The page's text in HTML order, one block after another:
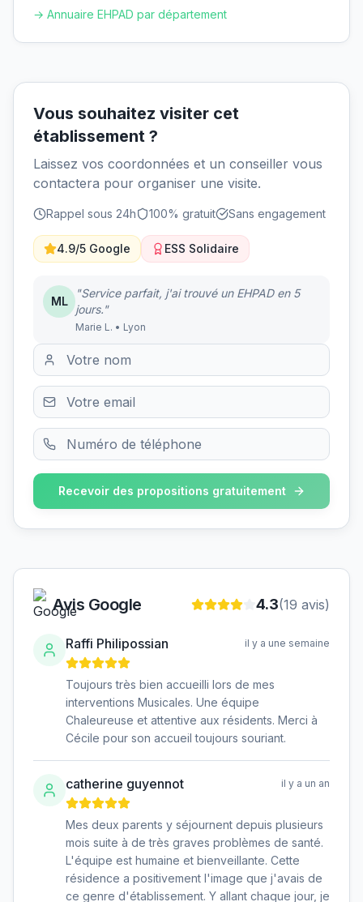
→ Annuaire EHPAD par département
Vous souhaitez visiter cet
établissement ?
Laissez vos coordonnées et un conseiller vous
contactera pour organiser une visite.
Rappel sous 24h 100% gratuit Sans engagement
4.9/5 Google ESS Solidaire
ML
"Service parfait, j'ai trouvé un EHPAD en 5
jours."
Marie L. • Lyon
Recevoir des propositions gratuitement
Avis Google 4.3(19 avis)
Raffi Philipossian il y a une semaine
Toujours très bien accueilli lors de mes
interventions Musicales. Une équipe
Chaleureuse et attentive aux résidents. Merci à
Cécile pour son accueil toujours souriant.
catherine guyennot il y a un an
Mes deux parents y séjournent depuis plusieurs
mois suite à de très graves problèmes de santé.
L'équipe est humaine et bienveillante. Cette
résidence a positivement l'image que j'avais de
ce genre d'établissement. Y allant chaque jour, je